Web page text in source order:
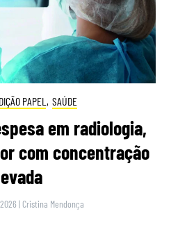
PAPEL , SAÚDE
em radiologia,
com concentração
| Cristina Mendonça